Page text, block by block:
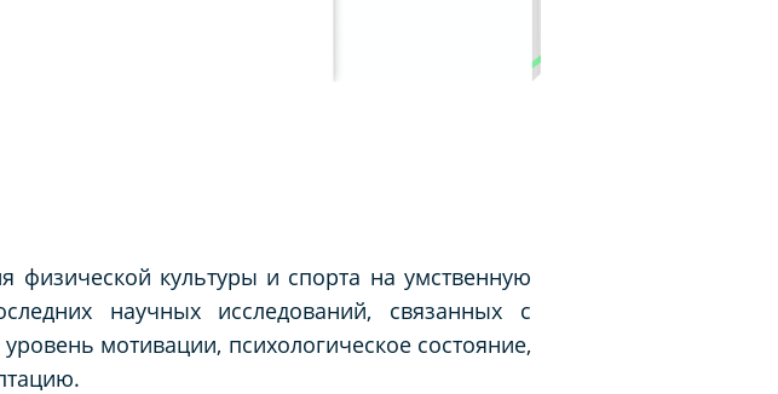
физической культуры и спорта на умственную
научных исследований, связанных с
мотивации, психологическое состояние,